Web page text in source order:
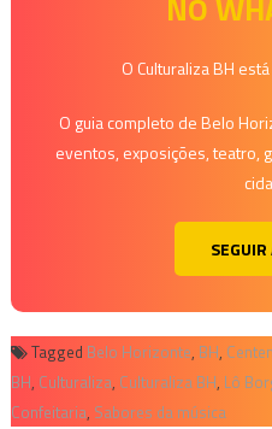
O Culturaliza BH
O guia completo de Belo
eventos, exposições, teatro,
Tagged Belo Horizonte, BH,
BH, Culturaliza, Culturaliza BH, Lô
Confeitaria, Sabores da música